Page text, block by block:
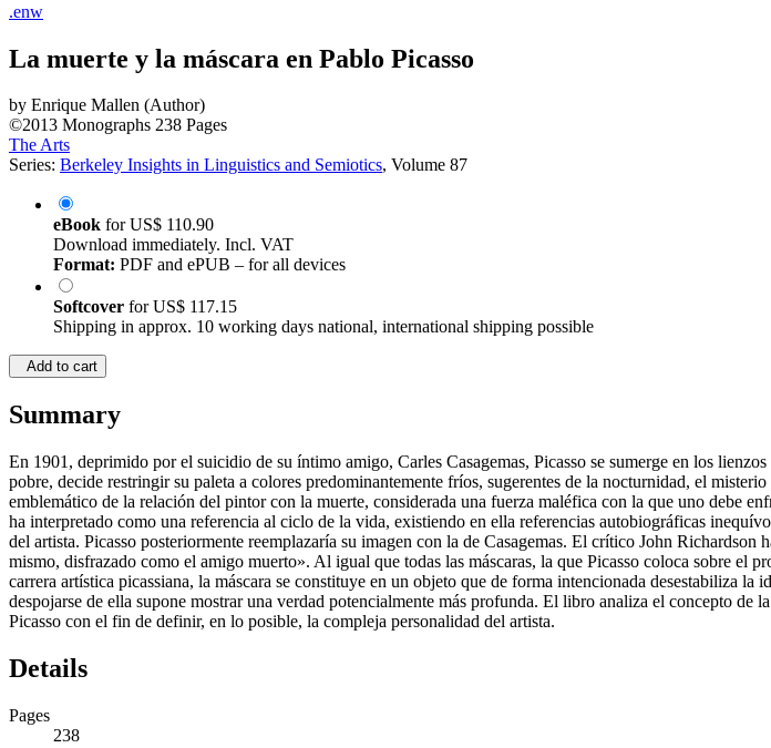
.enw
La muerte y la máscara en Pablo Picasso
by Enrique Mallen (Author)
©2013 Monographs 238 Pages
The Arts
Series: Berkeley Insights in Linguistics and Semiotics, Volume 87
eBook forUS$ 110.90
Download immediately. Incl. VAT
Format: PDF and ePUB – for all devices
Softcover forUS$ 117.15
Shipping in approx. 10 working days national, international shipping possible
Add to cart
Summary
En 1901, deprimido por el suicidio de su íntimo amigo, Carles Casagemas, Picasso se sumerge en los
pobre, decide restringir su paleta a colores predominantemente fríos, sugerentes de la nocturnidad, el
emblemático de la relación del pintor con la muerte, considerada una fuerza maléfica con la que uno debe
ha interpretado como una referencia al ciclo de la vida, existiendo en ella referencias autobiográficas
del artista. Picasso posteriormente reemplazaría su imagen con la de Casagemas. El crítico John
mismo, disfrazado como el amigo muerto». Al igual que todas las máscaras, la que Picasso coloca sobre
carrera artística picassiana, la máscara se constituye en un objeto que de forma intencionada desestabiliza
despojarse de ella supone mostrar una verdad potencialmente más profunda. El libro analiza el concepto de
Picasso con el fin de definir, en lo posible, la compleja personalidad del artista.
Details
Pages
238